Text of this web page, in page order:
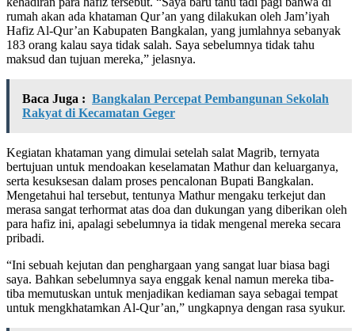
rumah akan ada khataman Qur’an yang dilakukan oleh Jam’iyah
Hafiz Al-Qur’an Kabupaten Bangkalan, yang jumlahnya sebanyak
183 orang kalau saya tidak salah. Saya sebelumnya tidak tahu
maksud dan tujuan mereka,” jelasnya.
Baca Juga : Bangkalan Percepat Pembangunan Sekolah
Rakyat di Kecamatan Geger
Kegiatan khataman yang dimulai setelah salat Magrib, ternyata
bertujuan untuk mendoakan keselamatan Mathur dan keluarganya,
serta kesuksesan dalam proses pencalonan Bupati Bangkalan.
Mengetahui hal tersebut, tentunya Mathur mengaku terkejut dan
merasa sangat terhormat atas doa dan dukungan yang diberikan oleh
para hafiz ini, apalagi sebelumnya ia tidak mengenal mereka secara
pribadi.
“Ini sebuah kejutan dan penghargaan yang sangat luar biasa bagi
saya. Bahkan sebelumnya saya enggak kenal namun mereka tiba-
tiba memutuskan untuk menjadikan kediaman saya sebagai tempat
untuk mengkhatamkan Al-Qur’an,” ungkapnya dengan rasa syukur.